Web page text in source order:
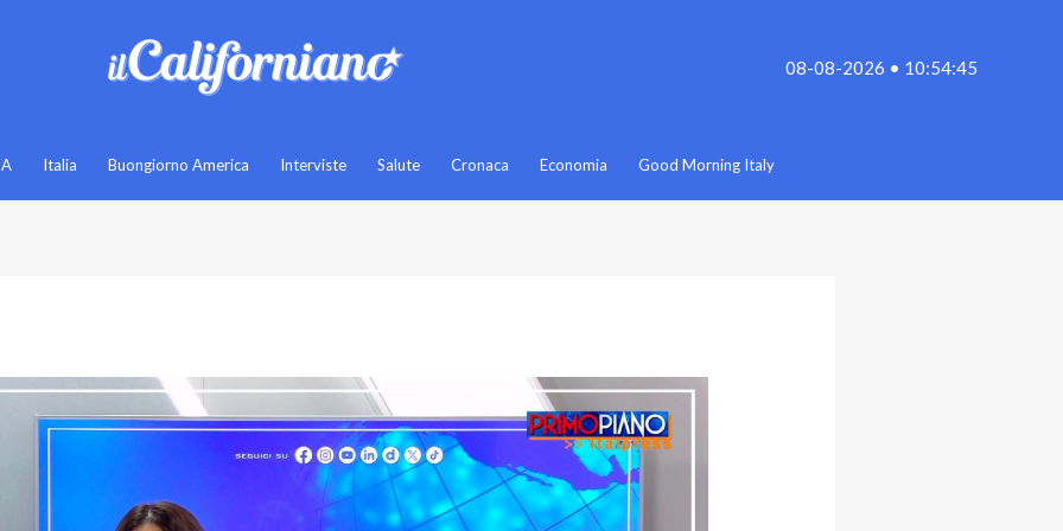
08-08-2026 • 10:54:45
Italia Buongiorno America Interviste Salute Cronaca Economia Good Morning Italy